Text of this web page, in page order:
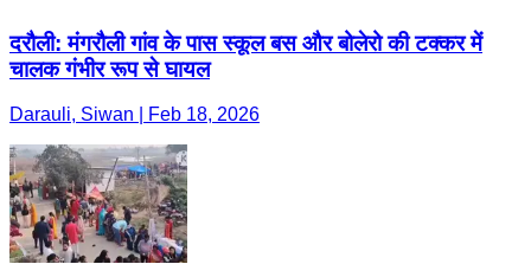
दरौली: मंगरौली गांव के पास स्कूल बस और बोलेरो की टक्कर में
चालक गंभीर रूप से घायल
Darauli, Siwan | Feb 18, 2026